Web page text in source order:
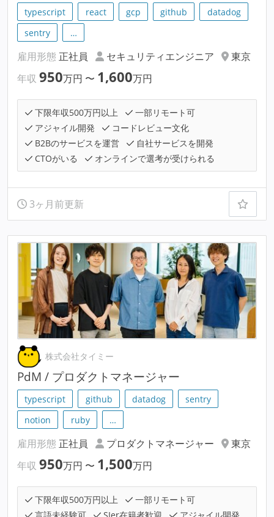
typescript react gcp github
datadog
sentry
…
雇用形態 正社員 セキュリティエンジニア
東京
年収 950万円 〜 1,600万円
下限年収500万円以上
一部リモート可
アジャイル開発
コードレビュー文化
B2Bのサービスを運営
自社サービスを開発
CTOがいる
オンラインで選考が受けられる
3ヶ月前更新
株式会社タイミー
PdM / プロダクトマネージャー
typescript github datadog
sentry
notion
ruby …
雇用形態 正社員 プロダクトマネージャー
東京
年収 950万円 〜 1,500万円
下限年収500万円以上
一部リモート可